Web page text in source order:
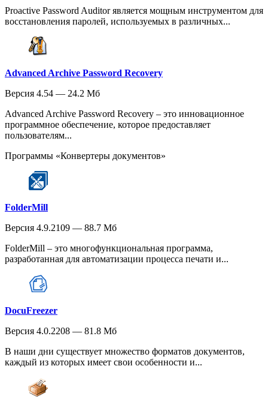
Proactive Password Auditor является мощным инструментом для
восстановления паролей, используемых в различных...
Advanced Archive Password Recovery
Версия 4.54 — 24.2 Мб
Advanced Archive Password Recovery – это инновационное
программное обеспечение, которое предоставляет
пользователям...
Программы «Конвертеры документов»
FolderMill
Версия 4.9.2109 — 88.7 Мб
FolderMill – это многофункциональная программа,
разработанная для автоматизации процесса печати и...
DocuFreezer
Версия 4.0.2208 — 81.8 Мб
В наши дни существует множество форматов документов,
каждый из которых имеет свои особенности и...